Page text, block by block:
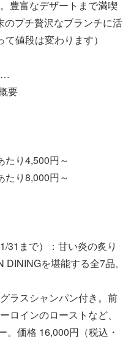
豊富なデザートまで満喫
のプチ贅沢なブランチに活
値段は変わります）
要
たり4,500円～
8,000円～
31まで）：甘い炎の炙り
を堪能する全7品。
ラスシャンパン付き。前
ロインのローストなど、
。価格 16,000円（税込・